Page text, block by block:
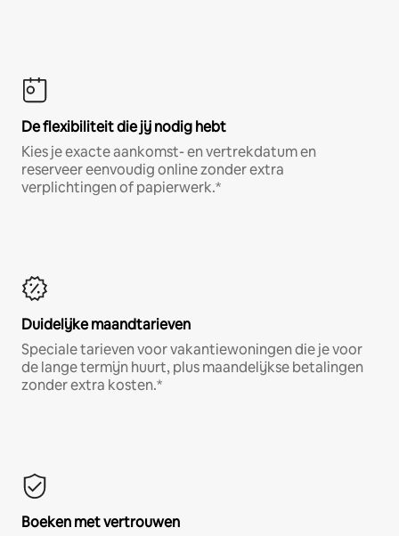
De flexibiliteit die jij nodig hebt
Kies je exacte aankomst- en vertrekdatum en
reserveer eenvoudig online zonder extra
verplichtingen of papierwerk.*
Duidelijke maandtarieven
Speciale tarieven voor vakantiewoningen die je voor
de lange termijn huurt, plus maandelijkse betalingen
zonder extra kosten.*
Boeken met vertrouwen